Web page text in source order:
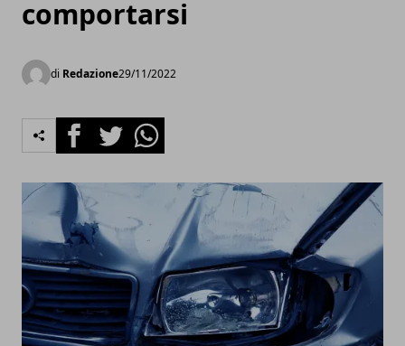
comportarsi
di Redazione29/11/2022
FacebookTwitterWhatsapp